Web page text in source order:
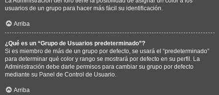
usuarios de un grupo para hacer más fácil su identificación.
Arriba
¿Qué es un “Grupo de Usuarios predeterminado”?
Si es miembro de más de un grupo por defecto, se usará el “predeterminado”
para determinar qué color y rango se mostrará por defecto en su perfil. La
Administración debe darle permisos para cambiar su grupo por defecto
mediante su Panel de Control de Usuario.
Arriba